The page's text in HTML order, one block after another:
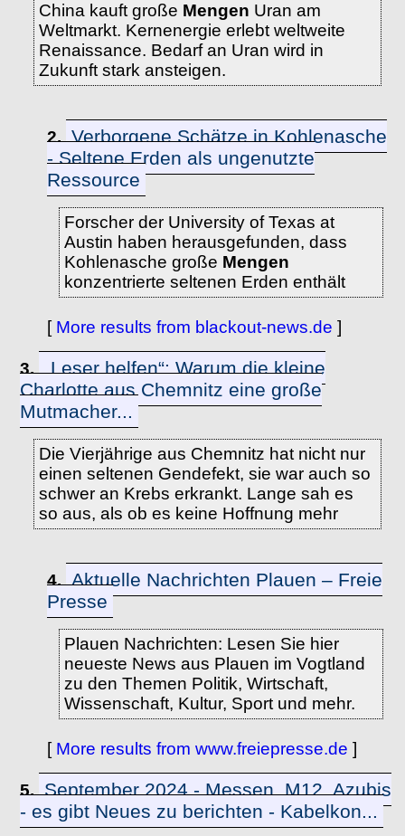
China kauft große Mengen Uran am
Weltmarkt. Kernenergie erlebt weltweite
Renaissance. Bedarf an Uran wird in
Zukunft stark ansteigen.
2. Verborgene Schätze in Kohlenasche
- Seltene Erden als ungenutzte
Ressource
Forscher der University of Texas at
Austin haben herausgefunden, dass
Kohlenasche große Mengen
konzentrierte seltenen Erden enthält
[ More results from blackout-news.de ]
3. „Leser helfen“: Warum die kleine
Charlotte aus Chemnitz eine große
Mutmacher...
Die Vierjährige aus Chemnitz hat nicht nur
einen seltenen Gendefekt, sie war auch so
schwer an Krebs erkrankt. Lange sah es
so aus, als ob es keine Hoffnung mehr
4. Aktuelle Nachrichten Plauen – Freie
Presse
Plauen Nachrichten: Lesen Sie hier
neueste News aus Plauen im Vogtland
zu den Themen Politik, Wirtschaft,
Wissenschaft, Kultur, Sport und mehr.
[ More results from www.freiepresse.de ]
5. September 2024 - Messen, M12, Azubis
- es gibt Neues zu berichten - Kabelkon...